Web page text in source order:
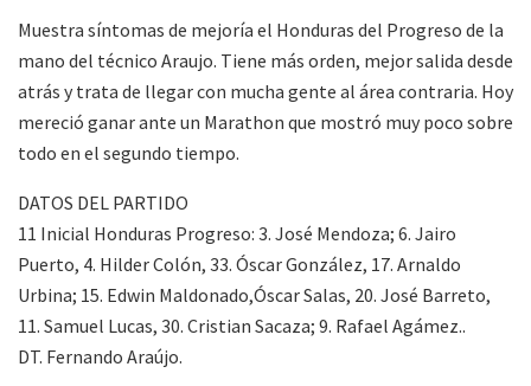
Muestra síntomas de mejoría el Honduras del Progreso de la
mano del técnico Araujo. Tiene más orden, mejor salida desde
atrás y trata de llegar con mucha gente al área contraria. Hoy
mereció ganar ante un Marathon que mostró muy poco sobre
todo en el segundo tiempo.
DATOS DEL PARTIDO
11 Inicial Honduras Progreso: 3. José Mendoza; 6. Jairo
Puerto, 4. Hilder Colón, 33. Óscar González, 17. Arnaldo
Urbina; 15. Edwin Maldonado,Óscar Salas, 20. José Barreto,
11. Samuel Lucas, 30. Cristian Sacaza; 9. Rafael Agámez..
DT. Fernando Araújo.